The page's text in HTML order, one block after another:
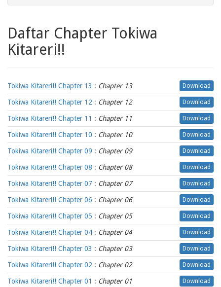
Daftar Chapter Tokiwa
Kitareri!!
Tokiwa Kitareri!! Chapter 13 : Chapter 13 Download
Tokiwa Kitareri!! Chapter 12 : Chapter 12 Download
Tokiwa Kitareri!! Chapter 11 : Chapter 11 Download
Tokiwa Kitareri!! Chapter 10 : Chapter 10 Download
Tokiwa Kitareri!! Chapter 09 : Chapter 09 Download
Tokiwa Kitareri!! Chapter 08 : Chapter 08 Download
Tokiwa Kitareri!! Chapter 07 : Chapter 07 Download
Tokiwa Kitareri!! Chapter 06 : Chapter 06 Download
Tokiwa Kitareri!! Chapter 05 : Chapter 05 Download
Tokiwa Kitareri!! Chapter 04 : Chapter 04 Download
Tokiwa Kitareri!! Chapter 03 : Chapter 03 Download
Tokiwa Kitareri!! Chapter 02 : Chapter 02 Download
Tokiwa Kitareri!! Chapter 01 : Chapter 01 Download